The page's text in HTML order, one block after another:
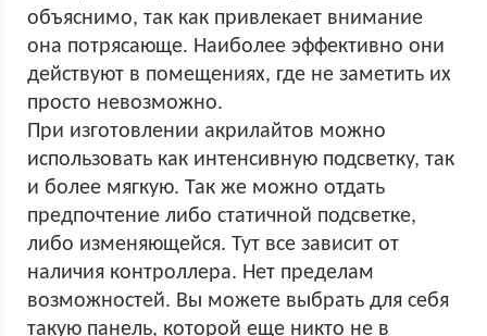
объяснимо, так как привлекает внимание
она потрясающе. Наиболее эффективно они
действуют в помещениях, где не заметить их
просто невозможно.
При изготовлении акрилайтов можно
использовать как интенсивную подсветку, так
и более мягкую. Так же можно отдать
предпочтение либо статичной подсветке,
либо изменяющейся. Тут все зависит от
наличия контроллера. Нет пределам
возможностей. Вы можете выбрать для себя
такую панель, которой еще никто не в